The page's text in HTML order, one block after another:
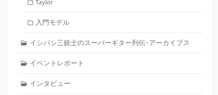
Taylor
入門モデル
イシバシ三銃士のスーパーギター列伝･アーカイブス
イベントレポート
インタビュー